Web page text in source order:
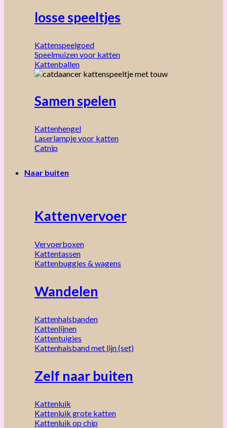
losse speeltjes
Kattenspeelgoed
Speelmuizen voor katten
Kattenballen
Samen spelen
Kattenhengel
Laserlampje voor katten
Catnip
Naar buiten
Kattenvervoer
Vervoerboxen
Kattentassen
Kattenbuggies & wagens
Wandelen
Kattenhalsbanden
Kattenlijnen
Kattentuigjes
Kattenhalsband met lijn (set)
Zelf naar buiten
Kattenluik
Kattenluik grote katten
Kattenluik op chip